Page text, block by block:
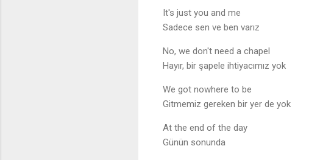
It's just you and me
Sadece sen ve ben varız
No, we don't need a chapel
Hayır, bir şapele ihtiyacımız yok
We got nowhere to be
Gitmemiz gereken bir yer de yok
At the end of the day
Günün sonunda